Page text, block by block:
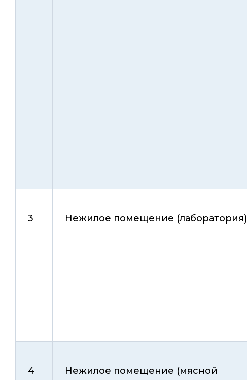
3 Нежилое помещение (лаборатория)
4
Нежилое помещение (мясной